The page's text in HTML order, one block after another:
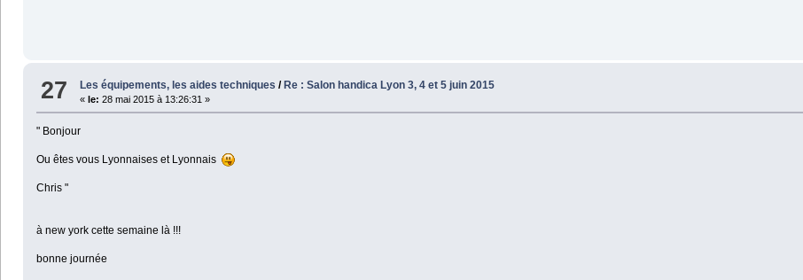
27 Les équipements, les aides techniques / Re : Salon handica Lyon 3, 4 et 5 juin 2015
« le: 28 mai 2015 à 13:26:31 »
" Bonjour
Ou êtes vous Lyonnaises et Lyonnais
Chris "
à new york cette semaine là !!!
bonne journée